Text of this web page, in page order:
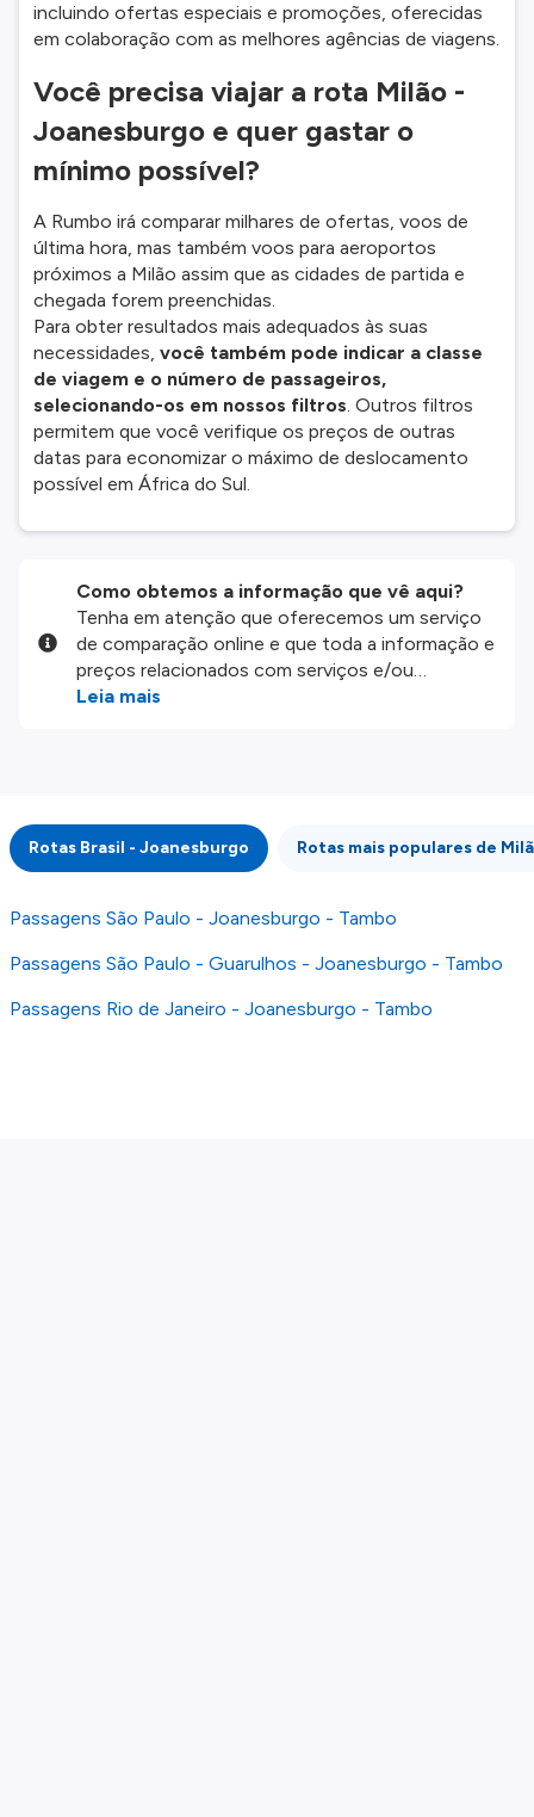
incluindo ofertas especiais e promoções, oferecidas
em colaboração com as melhores agências de viagens.
Você precisa viajar a rota Milão -
Joanesburgo e quer gastar o
mínimo possível?
A Rumbo irá comparar milhares de ofertas, voos de
última hora, mas também voos para aeroportos
próximos a Milão assim que as cidades de partida e
chegada forem preenchidas.
Para obter resultados mais adequados às suas
necessidades, você também pode indicar a classe
de viagem e o número de passageiros,
selecionando-os em nossos filtros. Outros filtros
permitem que você verifique os preços de outras
datas para economizar o máximo de deslocamento
possível em África do Sul.
Como obtemos a informação que vê aqui?
Tenha em atenção que oferecemos um serviço
de comparação online e que toda a informação e
preços relacionados com serviços e/ou
produtos disponíveis no nosso website são
integridade ou pela precisão da informação
publicada, por isso verifique com atenção todas
as condições no website do parceiro antes de
fazer uma reserva. Para mais detalhes verifique
os nossosTermos e Condições .
Leia mais
Rotas Brasil - Joanesburgo Rotas mais populares de
Passagens São Paulo - Joanesburgo - Tambo
Passagens São Paulo - Guarulhos - Joanesburgo - Tambo
Passagens Rio de Janeiro - Joanesburgo - Tambo